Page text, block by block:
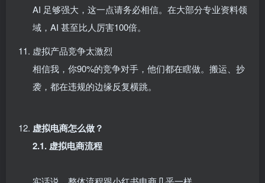
AI 足够强大，这一点请务必相信。在大部分专业资料领
域，AI 甚至比人厉害100倍。​
虚拟产品竞争太激烈​
相信我，你90%的竞争对手，他们都在瞎做。搬运、抄
袭，都在违规的边缘反复横跳。​
虚拟电商怎么做？​
2.1. 虚拟电商流程​